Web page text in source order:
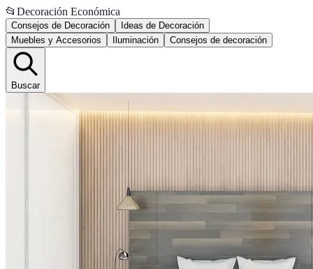
📂 Decoración Económica
Consejos de Decoración
Ideas de Decoración
Muebles y Accesorios
Iluminación Consejos de decoración
Buscar